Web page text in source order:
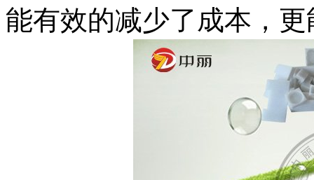
能有效的减少了成本，